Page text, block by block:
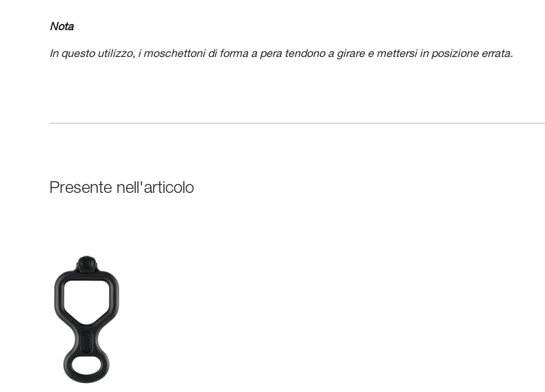
Nota
In questo utilizzo, i moschettoni di forma a pera tendono a girare e mettersi in posizione errata.
Presente nell'articolo